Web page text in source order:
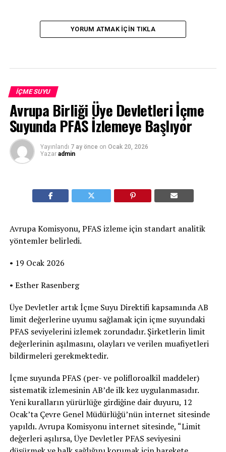
YORUM ATMAK IÇIN TIKLA
İÇME SUYU
Avrupa Birliği Üye Devletleri İçme
Suyunda PFAS İzlemeye Başlıyor
Yayınlandı 7 ay önce on Ocak 20, 2026
Yazar admin
Avrupa Komisyonu, PFAS izleme için standart analitik
yöntemler belirledi.
• 19 Ocak 2026
• Esther Rasenberg
Üye Devletler artık İçme Suyu Direktifi kapsamında AB
limit değerlerine uyumu sağlamak için içme suyundaki
PFAS seviyelerini izlemek zorundadır. Şirketlerin limit
değerlerinin aşılmasını, olayları ve verilen muafiyetleri
bildirmeleri gerekmektedir.
İçme suyunda PFAS (per- ve polifloroalkil maddeler)
sistematik izlemesinin AB’de ilk kez uygulanmasıdır.
Yeni kuralların yürürlüğe girdiğine dair duyuru, 12
Ocak’ta Çevre Genel Müdürlüğü’nün internet sitesinde
yapıldı. Avrupa Komisyonu internet sitesinde, “Limit
değerleri aşılırsa, Üye Devletler PFAS seviyesini